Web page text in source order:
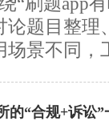
题目整理
场景不同，
的“合规+诉讼”